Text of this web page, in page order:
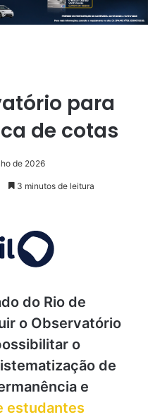
para
de cotas
de 2026
3 minutos de leitura
do Rio de
o Observatório
o
de
e
estudantes